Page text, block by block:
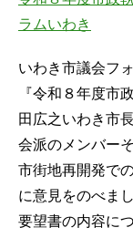
ラムいわき
いわき市議会フ
『令和８年度市
田広之いわき市
会派のメンバー
市街地再開発で
に意見をのべまし
要望書の内容に